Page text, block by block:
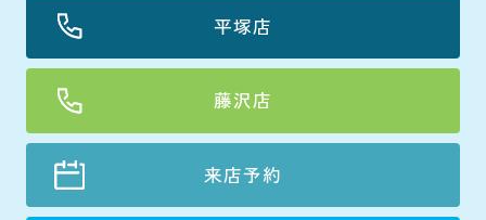
平塚店
藤沢店
来店予約